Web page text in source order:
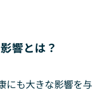
響とは？
にも大きな影響を与